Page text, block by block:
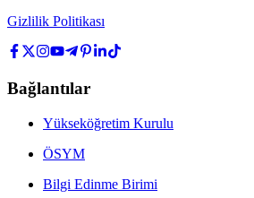
Gizlilik Politikası
Bağlantılar
Yükseköğretim Kurulu
ÖSYM
Bilgi Edinme Birimi